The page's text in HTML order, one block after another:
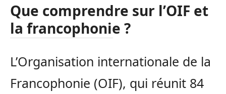
Que comprendre sur l’OIF et
la francophonie ?
L’Organisation internationale de la
Francophonie (OIF), qui réunit 84